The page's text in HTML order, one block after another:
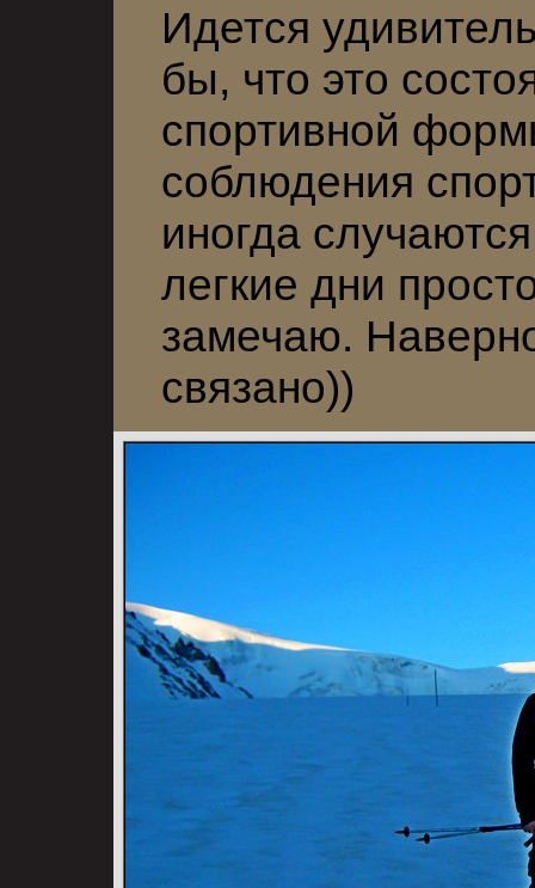
Идется
бы, что это
спортивной
соблюдения
иногда
легкие дни
замечаю.
связано))